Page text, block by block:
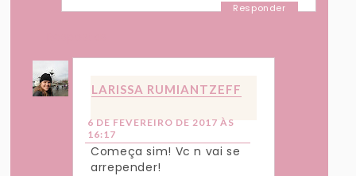
Responder
LARISSA RUMIANTZEFF
6 DE FEVEREIRO DE 2017 ÀS
16:17
Começa sim! Vc n vai se
arrepender!